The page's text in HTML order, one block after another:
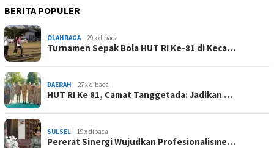
BERITA POPULER
OLAHRAGA 29 x dibaca
Turnamen Sepak Bola HUT RI Ke-81 di Keca…
DAERAH 27 x dibaca
HUT RI Ke 81, Camat Tanggetada: Jadikan …
SULSEL 19 x dibaca
Pererat Sinergi Wujudkan Profesionalisme…